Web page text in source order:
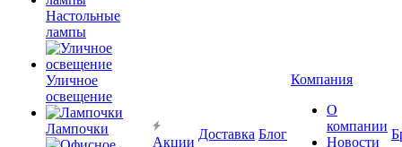
Настольные
лампы
Уличное
освещение
Лампочки
Акции
Доставка Блог
Компания
О
компании
Новости